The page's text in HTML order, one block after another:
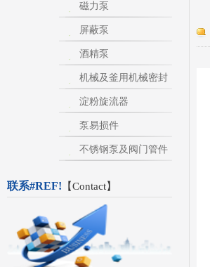
磁力泵
屏蔽泵
酒精泵
机械及釜用机械密封
淀粉旋流器
泵易损件
不锈钢泵及阀门管件
联系#REF! 【Contact】